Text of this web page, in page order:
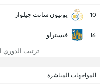
10 يونيون سانت جيلواز
16 فيسترلو
ترتيب الدوري
المواجهات المباشرة